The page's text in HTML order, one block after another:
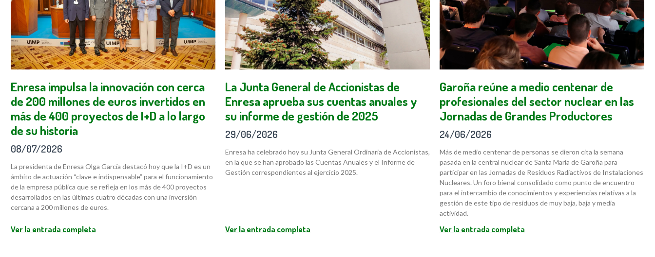
Enresa impulsa la innovación con cerca
de 200 millones de euros invertidos en
más de 400 proyectos de I+D a lo largo
de su historia
08/07/2026
La presidenta de Enresa Olga García destacó hoy que la I+D es un
ámbito de actuación “clave e indispensable” para el funcionamiento
de la empresa pública que se refleja en los más de 400 proyectos
desarrollados en las últimas cuatro décadas con una inversión
cercana a 200 millones de euros.
Ver la entrada completa
La Junta General de Accionistas de
Enresa aprueba sus cuentas anuales y
su informe de gestión de 2025
29/06/2026
Enresa ha celebrado hoy su Junta General Ordinaria de Accionistas,
en la que se han aprobado las Cuentas Anuales y el Informe de
Gestión correspondientes al ejercicio 2025.
Ver la entrada completa
Garoña reúne a medio centenar de
profesionales del sector nuclear en las
Jornadas de Grandes Productores
24/06/2026
Más de medio centenar de personas se dieron cita la semana
pasada en la central nuclear de Santa María de Garoña para
participar en las Jornadas de Residuos Radiactivos de Instalaciones
Nucleares. Un foro bienal consolidado como punto de encuentro
para el intercambio de conocimientos y experiencias relativas a la
gestión de este tipo de residuos de muy baja, baja y media
actividad.
Ver la entrada completa